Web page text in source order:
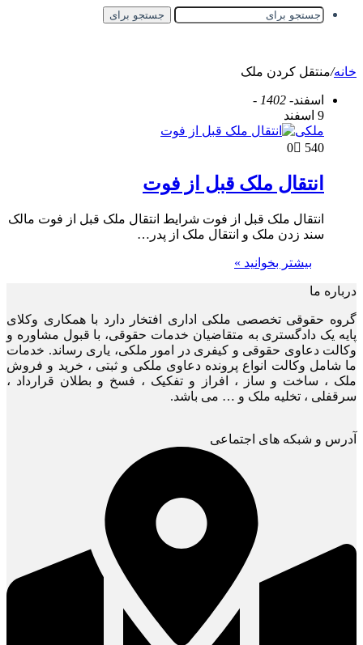
جستجو برای
خانه/منتقل کردن ملک
اسفند- 1402 -
9 اسفند
ملکی
0
540
انتقال ملک قبل از فوت
انتقال ملک قبل از فوت شرایط انتقال ملک قبل از فوت مالک
سند زدن ملک و انتقال ملک از پدر…
بیشتر بخوانید »
درباره ما
گروه حقوقی تخصصی ملکی اداری افتخار دارد با همکاری وکلای
پایه یک دادگستری به متقاضیان خدمات حقوقی، با قبول مشاوره و
وکالت دعاوی حقوقی و کیفری در امور ملکی، یاری رساند. خدمات
ما شامل وکالت انواع پرونده دعاوی ملکی و ثبتی ، خرید و فروش
ملک ، ساخت و ساز ، افراز و تفکیک ، فسخ و بطلان قرارداد ،
سرقفلی ، تخلیه ملک و … می باشد.
آدرس و شبکه های اجتماعی